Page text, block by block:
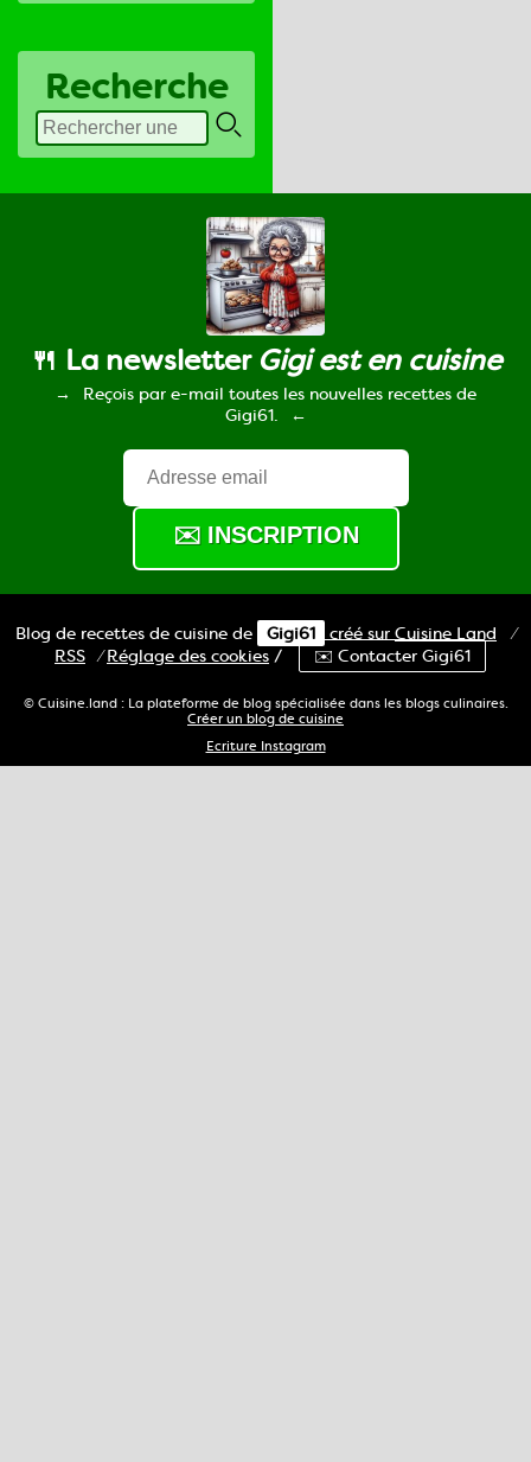
Recherche
🍴 La newsletter Gigi est en cuisine
Reçois par e-mail toutes les nouvelles recettes de
Gigi61.
Blog de recettes de cuisine de Gigi61 créé sur Cuisine Land
⁄
RSS ⁄Réglage des cookies / ✉️ Contacter Gigi61
© Cuisine.land : La plateforme de blog spécialisée dans les blogs culinaires.
Créer un blog de cuisine
Ecriture Instagram